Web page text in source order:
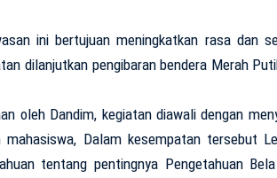
ini bertujuan meningkatkan rasa dan
dilanjutkan pengibaran bendera Merah
oleh Dandim, kegiatan diawali dengan
mahasiswa, Dalam kesempatan tersebut
tentang pentingnya Pengetahuan